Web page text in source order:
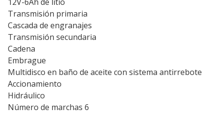
Transmisión primaria
Cascada de engranajes
Transmisión secundaria
Cadena
Embrague
Multidisco en baño de aceite con sistema antirrebote
Accionamiento
Hidráulico
Número de marchas 6